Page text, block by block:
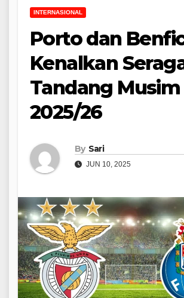
INTERNASIONAL
Porto dan
Kenalkan
Tandang Musim
2025/26
By Sari
JUN 10, 2025